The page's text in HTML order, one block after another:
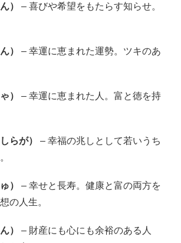
）
– 喜びや希望をもたらす知らせ。
）
– 幸運に恵まれた運勢。ツキのあ
）
– 幸運に恵まれた人。富と徳を持
らが）
– 幸福の兆しとして若いうち
）
– 幸せと長寿。健康と富の両方を
の人生。
）
– 財産にも心にも余裕のある人